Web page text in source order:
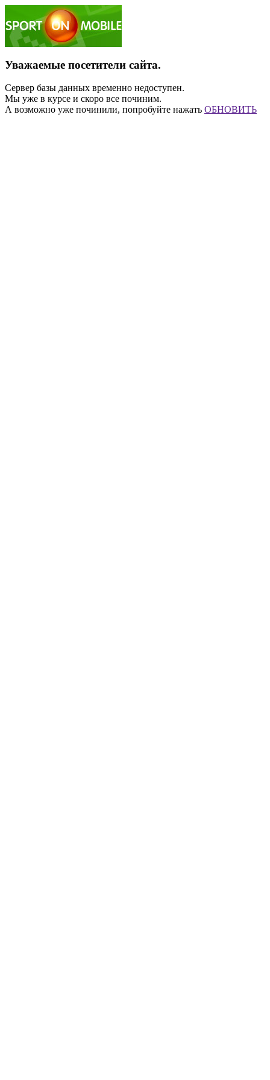
Уважаемые посетители сайта.
Сервер базы данных временно недоступен.
Мы уже в курсе и скоро все починим.
А возможно уже починили, попробуйте нажать ОБНОВИТЬ